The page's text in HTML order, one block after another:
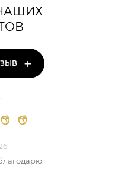
+